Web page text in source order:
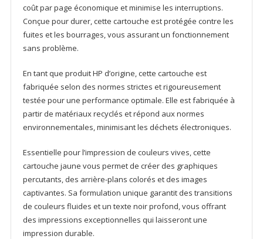
coût par page économique et minimise les interruptions.
Conçue pour durer, cette cartouche est protégée contre les
fuites et les bourrages, vous assurant un fonctionnement
sans problème.
En tant que produit HP d’origine, cette cartouche est
fabriquée selon des normes strictes et rigoureusement
testée pour une performance optimale. Elle est fabriquée à
partir de matériaux recyclés et répond aux normes
environnementales, minimisant les déchets électroniques.
Essentielle pour l’impression de couleurs vives, cette
cartouche jaune vous permet de créer des graphiques
percutants, des arrière-plans colorés et des images
captivantes. Sa formulation unique garantit des transitions
de couleurs fluides et un texte noir profond, vous offrant
des impressions exceptionnelles qui laisseront une
impression durable.